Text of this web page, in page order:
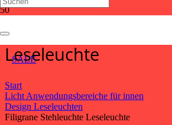
SALE
Filigrane Stehleuchte
Leseleuchte
Start
Licht Anwendungsbereiche für innen
Design Leseleuchten
Filigrane Stehleuchte Leseleuchte